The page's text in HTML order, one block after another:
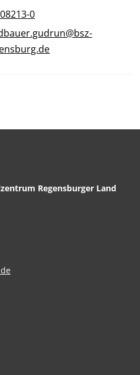
0
Regensburger Land